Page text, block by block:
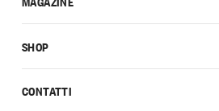
CONTATTI
SHOP